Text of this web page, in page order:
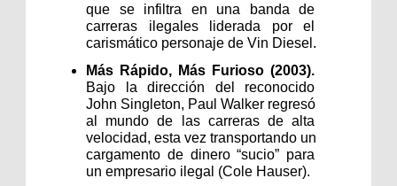
que se infiltra en una banda de
carreras ilegales liderada por el
carismático personaje de Vin Diesel.
Bajo la dirección del reconocido
John Singleton, Paul Walker regresó
al mundo de las carreras de alta
velocidad, esta vez transportando un
cargamento de dinero “sucio” para
un empresario ilegal (Cole Hauser).